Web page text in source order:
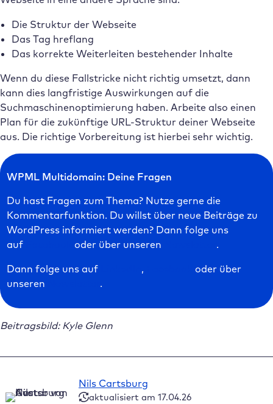
Die Struktur der Webseite
Das Tag hreflang
Das korrekte Weiterleiten bestehender Inhalte
Wenn du diese Fallstricke nicht richtig umsetzt, dann
kann dies langfristige Auswirkungen auf die
Suchmaschinenoptimierung haben. Arbeite also einen
Plan für die zukünftige URL-Struktur deiner Webseite
aus. Die richtige Vorbereitung ist hierbei sehr wichtig.
WPML Multidomain: Deine Fragen
Du hast Fragen zum Thema? Nutze gerne die
Kommentarfunktion. Du willst über neue Beiträge zu
WordPress informiert werden? Dann folge uns
auf
oder über unseren .
Dann folge uns auf ,
oder über
unseren
.
Beitragsbild: Kyle Glenn
Nils Cartsburg
aktualisiert am 17.04.26